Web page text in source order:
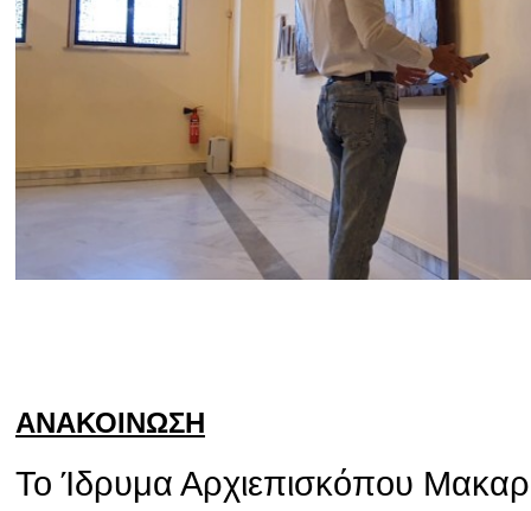
ΑΝΑΚΟΙΝΩΣΗ
Το Ίδρυμα Αρχιεπισκόπου